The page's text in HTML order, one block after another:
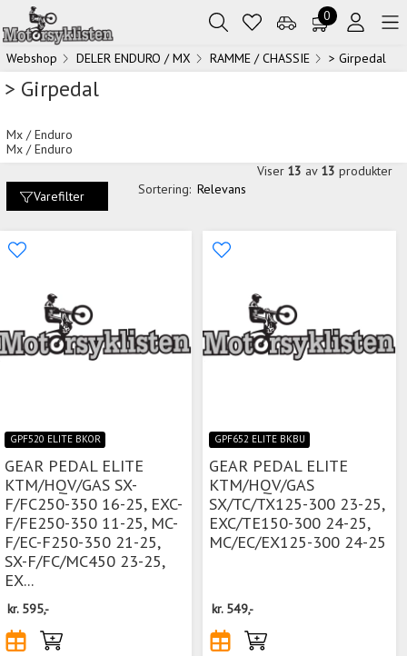
0
Webshop DELER ENDURO / MX RAMME / CHASSIE > Girpedal
> Girpedal
Mx / Enduro
Mx / Enduro
Varefilter Sortering: Relevans
Viser 13 av 13 produkter
GPF520 ELITE BKOR
GEAR PEDAL ELITE
KTM/HQV/GAS SX-
F/FC250-350 16-25, EXC-
F/FE250-350 11-25, MC-
F/EC-F250-350 21-25,
SX-F/FC/MC450 23-25,
EX...
kr. 595,-
GPF652 ELITE BKBU
GEAR PEDAL ELITE
KTM/HQV/GAS
SX/TC/TX125-300 23-25,
EXC/TE150-300 24-25,
MC/EC/EX125-300 24-25
kr. 549,-